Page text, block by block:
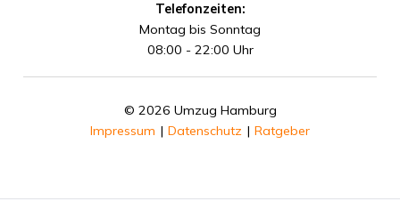
Telefonzeiten:
Montag bis Sonntag
08:00 - 22:00 Uhr
© 2026 Umzug Hamburg
Impressum | Datenschutz | Ratgeber